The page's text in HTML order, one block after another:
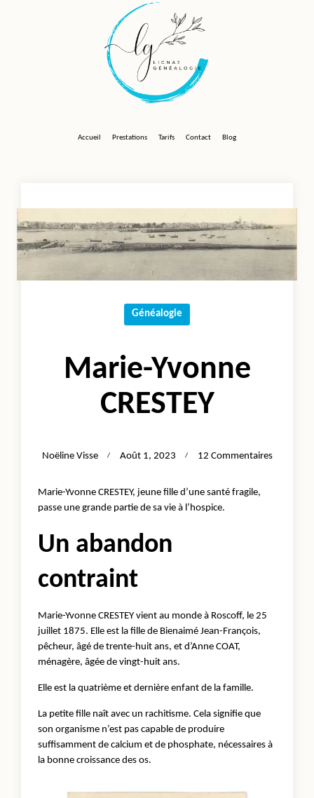
Accueil Prestations Tarifs Contact Blog
Généalogie
Marie-Yvonne
CRESTEY
Noëline Visse Août 1, 2023 12 CommentairesSur
Marie-Yvonne CRESTEY, jeune fille d’une santé fragile,
passe une grande partie de sa vie à l’hospice.
Un abandon
contraint
Marie-Yvonne CRESTEY vient au monde à Roscoff, le 25
juillet 1875. Elle est la fille de Bienaimé Jean-François,
pêcheur, âgé de trente-huit ans, et d’Anne COAT,
ménagère, âgée de vingt-huit ans.
Elle est la quatrième et dernière enfant de la famille.
La petite fille naît avec un rachitisme. Cela signifie que
son organisme n’est pas capable de produire
suffisamment de calcium et de phosphate, nécessaires à
la bonne croissance des os.